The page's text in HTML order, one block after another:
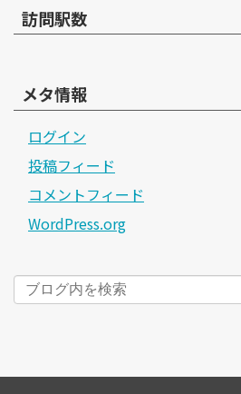
訪問駅数
メタ情報
ログイン
投稿フィード
コメントフィード
WordPress.org